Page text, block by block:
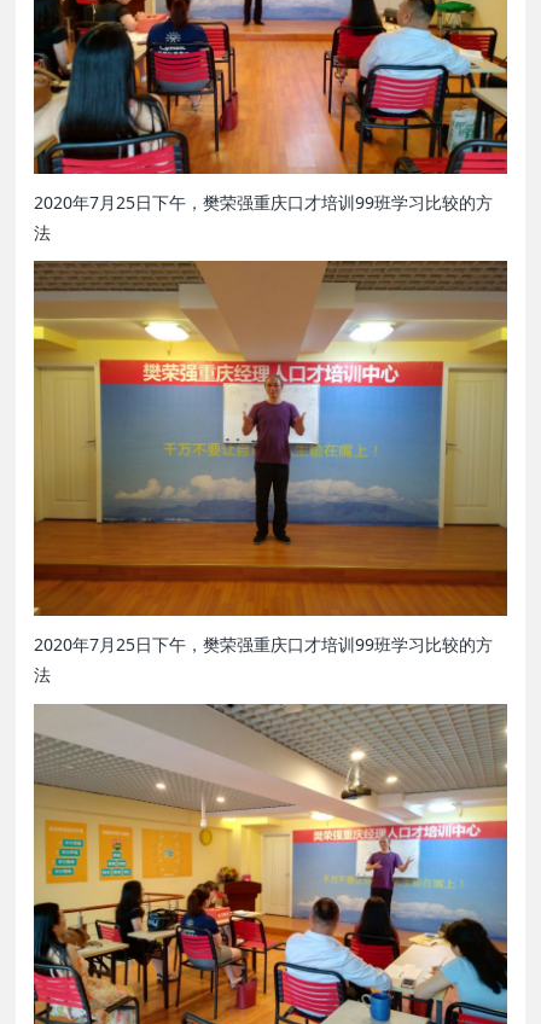
2020年7月25日下午，樊荣强重庆口才培训99班学习比较的方
法
2020年7月25日下午，樊荣强重庆口才培训99班学习比较的方
法